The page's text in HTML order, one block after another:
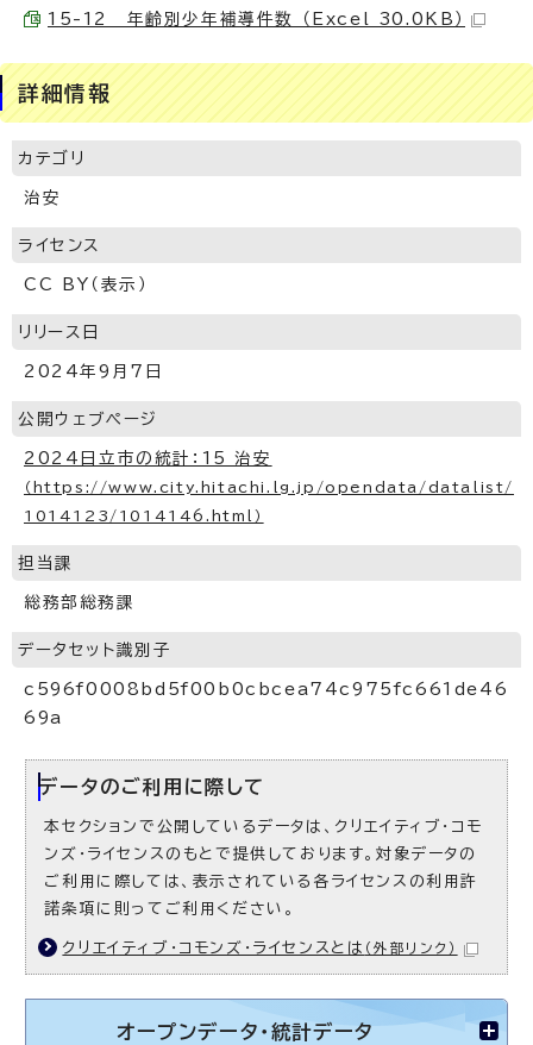
15-12 年齢別少年補導件数 （Excel 30.0KB）
詳細情報
カテゴリ
治安
ライセンス
CC BY（表示）
リリース日
2024年9月7日
公開ウェブページ
2024日立市の統計：15 治安
（https://www.city.hitachi.lg.jp/opendata/datalist/
1014123/1014146.html）
担当課
総務部総務課
データセット識別子
c596f0008bd5f00b0cbcea74c975fc661de46
69a
データのご利用に際して
本セクションで公開しているデータは、クリエイティブ・コモ
ンズ・ライセンスのもとで提供しております。対象データの
ご利用に際しては、表示されている各ライセンスの利用許
諾条項に則ってご利用ください。
クリエイティブ・コモンズ・ライセンスとは （外部リンク）
オープンデータ・統計データ